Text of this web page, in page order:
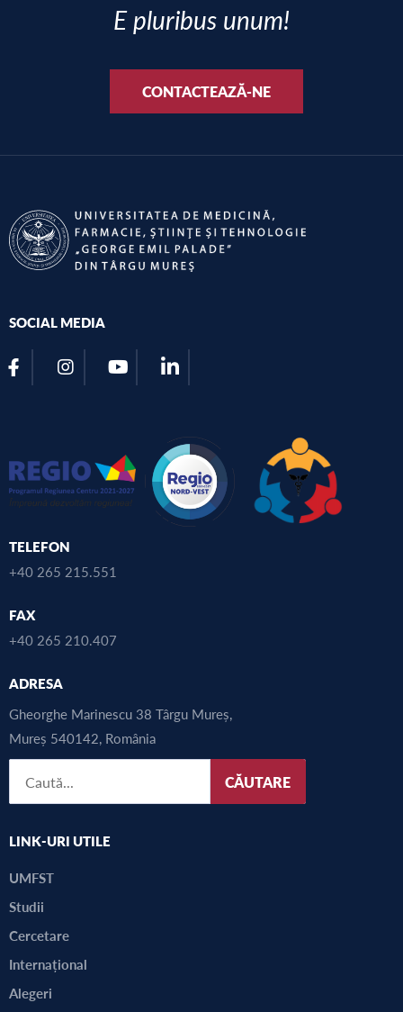
E pluribus unum!
CONTACTEAZĂ-NE
SOCIAL MEDIA
TELEFON
+40 265 215.551
FAX
+40 265 210.407
ADRESA
Gheorghe Marinescu 38 Târgu Mureș,
Mureș 540142, România
CĂUTARE
LINK-URI UTILE
UMFST
Studii
Cercetare
Internațional
Alegeri